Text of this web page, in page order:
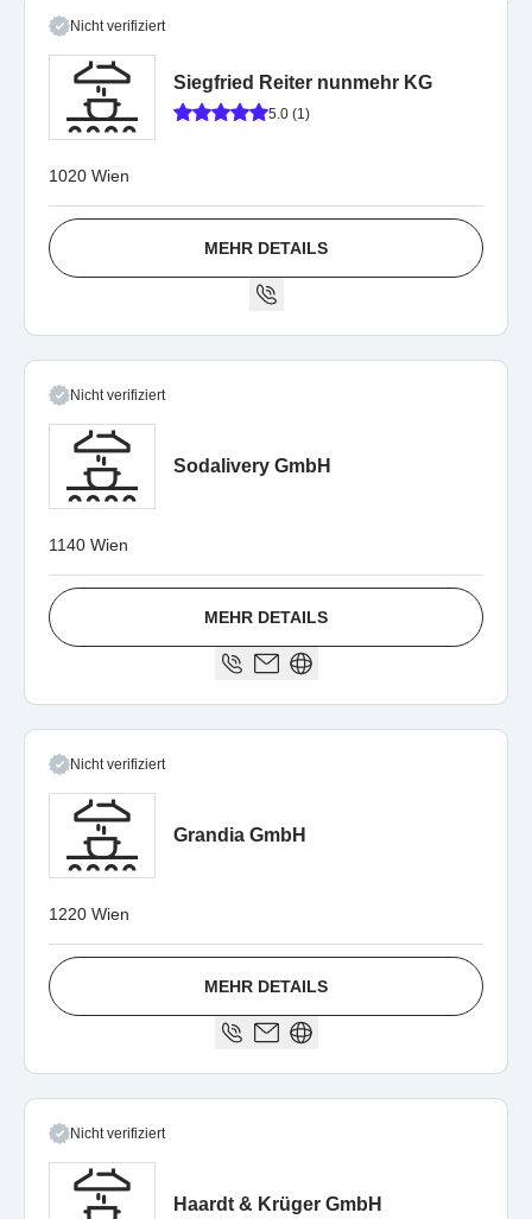
Nicht verifiziert
Siegfried Reiter nunmehr KG
5.0 (1)
1020 Wien
MEHR DETAILS
Nicht verifiziert
Sodalivery GmbH
1140 Wien
MEHR DETAILS
Nicht verifiziert
Grandia GmbH
1220 Wien
MEHR DETAILS
Nicht verifiziert
Haardt & Krüger GmbH